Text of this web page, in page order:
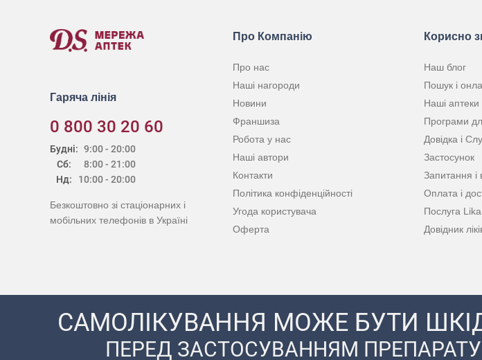
Гаряча лінія
0 800 30 20 60
Будні:
Сб:
Нд:
9:00 - 20:00
8:00 - 21:00
10:00 - 20:00
Безкоштовно зі стаціонарних і
мобільних телефонів в Україні
Про Компанію
Про нас
Наші нагороди
Новини
Франшиза
Робота у нас
Наші автори
Контакти
Політика конфіденційності
Угода користувача
Оферта
Корисно
Наш блог
Пошук і
Наші аптеки
Програми
Довідка і
Застосунок
Запитання і
Оплата і
Послуга
Довідник
САМОЛІКУВАННЯ МОЖЕ БУТИ
ПЕРЕД ЗАСТОСУВАННЯМ